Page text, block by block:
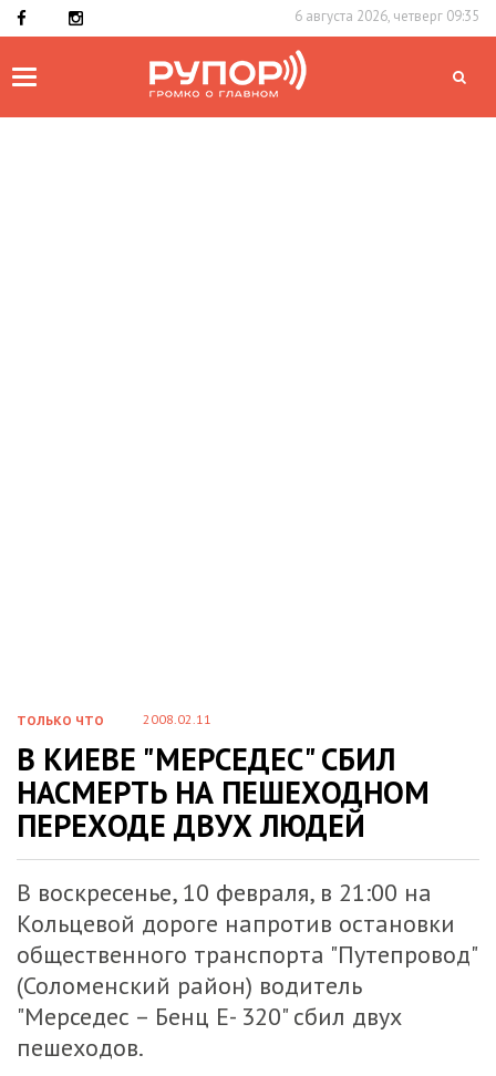
6 августа 2026, четверг 09:35
Toggle
ТОЛЬКО ЧТО 2008.02.11
В КИЕВЕ "МЕРСЕДЕС" СБИЛ
НАСМЕРТЬ НА ПЕШЕХОДНОМ
ПЕРЕХОДЕ ДВУХ ЛЮДЕЙ
В воскресенье, 10 февраля, в 21:00 на
Кольцевой дороге напротив остановки
общественного транспорта "Путепровод"
(Соломенский район) водитель
"Мерседес – Бенц Е- 320" сбил двух
пешеходов.